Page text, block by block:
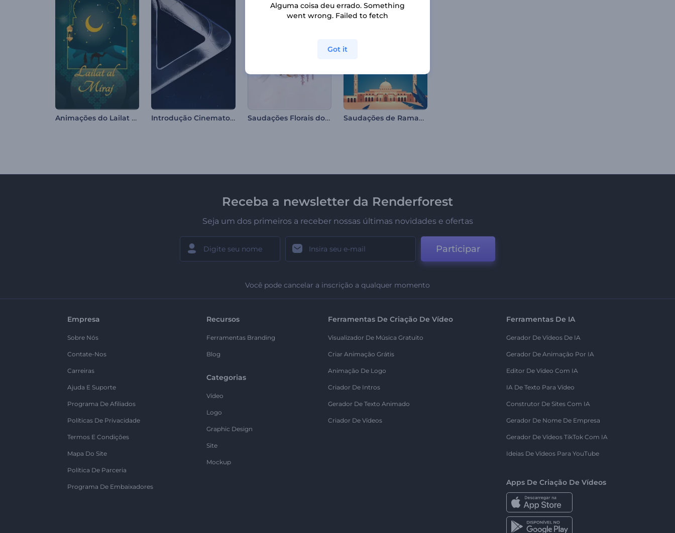
Animações do Lailat al Miraj Introdução Cinematográfica Sombria Saudações Florais do 8 de Março Saudações de Ramadã - Mensagem de Abertura
Receba a newsletter da Renderforest
Seja um dos primeiros a receber nossas últimas novidades e ofertas
Participar
Você pode cancelar a inscrição a qualquer momento
Empresa
Sobre Nós
Contate-Nos
Carreiras
Ajuda E Suporte
Programa De Afiliados
Políticas De Privacidade
Termos E Condições
Mapa Do Site
Política De Parceria
Programa De Embaixadores
Recursos
Ferramentas Branding
Blog
Categorias
Vídeo
Logo
Graphic Design
Site
Mockup
Ferramentas De Criação De Vídeo
Visualizador De Música Gratuito
Criar Animação Grátis
Animação De Logo
Criador De Intros
Gerador De Texto Animado
Criador De Vídeos
Ferramentas De IA
Gerador De Vídeos De IA
Gerador De Animação Por IA
Editor De Vídeo Com IA
IA De Texto Para Vídeo
Construtor De Sites Com IA
Gerador De Nome De Empresa
Gerador De Vídeos TikTok Com IA
Ideias De Vídeos Para YouTube
Apps De Criação De Vídeos
Alguma coisa deu errado. Something
went wrong. Failed to fetch
Got it